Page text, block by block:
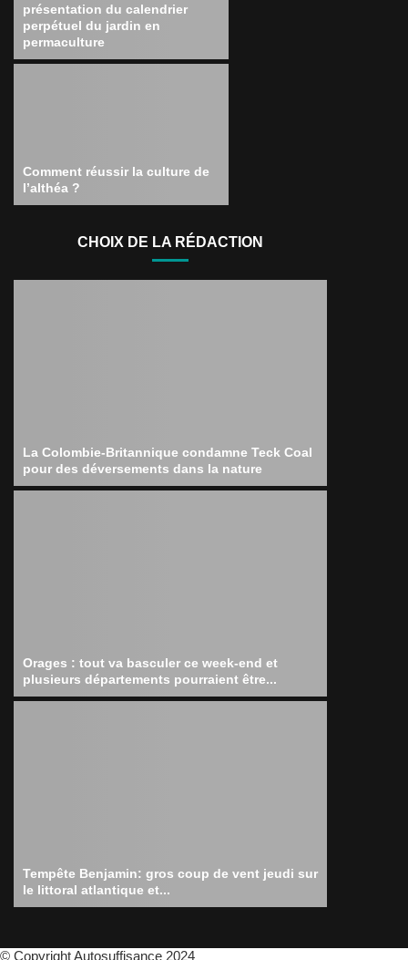
présentation du calendrier
perpétuel du jardin en
permaculture
Comment réussir la culture de
l’althéa ?
CHOIX DE LA RÉDACTION
La Colombie-Britannique condamne Teck Coal
pour des déversements dans la nature
Orages : tout va basculer ce week-end et
plusieurs départements pourraient être...
Tempête Benjamin: gros coup de vent jeudi sur
le littoral atlantique et...
© Copyright Autosuffisance 2024